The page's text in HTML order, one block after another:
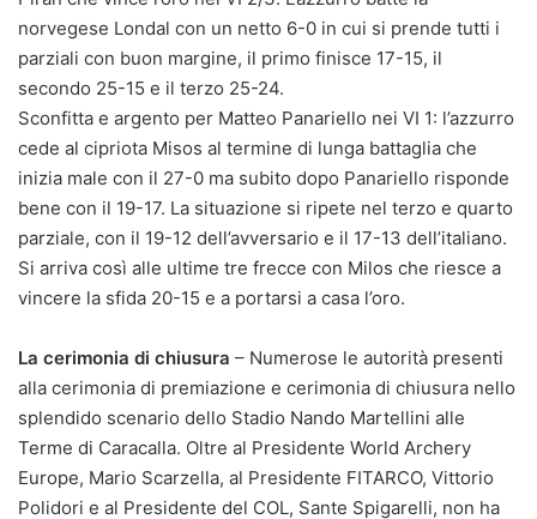
norvegese Londal con un netto 6-0 in cui si prende tutti i
parziali con buon margine, il primo finisce 17-15, il
secondo 25-15 e il terzo 25-24.
Sconfitta e argento per Matteo Panariello nei VI 1: l’azzurro
cede al cipriota Misos al termine di lunga battaglia che
inizia male con il 27-0 ma subito dopo Panariello risponde
bene con il 19-17. La situazione si ripete nel terzo e quarto
parziale, con il 19-12 dell’avversario e il 17-13 dell’italiano.
Si arriva così alle ultime tre frecce con Milos che riesce a
vincere la sfida 20-15 e a portarsi a casa l’oro.
La cerimonia di chiusura – Numerose le autorità presenti
alla cerimonia di premiazione e cerimonia di chiusura nello
splendido scenario dello Stadio Nando Martellini alle
Terme di Caracalla. Oltre al Presidente World Archery
Europe, Mario Scarzella, al Presidente FITARCO, Vittorio
Polidori e al Presidente del COL, Sante Spigarelli, non ha